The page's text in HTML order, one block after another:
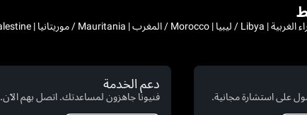
على استشارة مجانية.
دعم الخدمة
فنيونا جاهزون لمساعدتك. اتصل بهم الآن.